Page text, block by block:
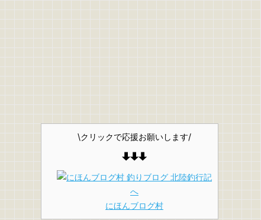
\クリックで応援お願いします/
にほんブログ村